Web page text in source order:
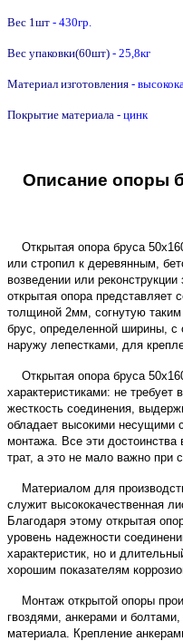
Вес 1шт - 430гр.
Вес упаковки(60шт) - 25,8кг
Материал изготовления -
Покрытие материала - цинк
Описание опоры
Открытая опора бруса
или стропил к деревянным,
возведении или
открытая опора представляет
толщиной 2мм, согнутую
брус, определенной ширины,
наружу лепестками, для
Открытая опора бруса
характеристиками: не требует
жесткость соединения,
обладает высокими несущими
монтажа. Все эти
трат, а это не мало важно при
Материалом для
служит высококачественная
Благодаря этому открытая
уровень надежности
характеристик, но и
хорошим показателям
Монтаж открытой опоры
гвоздями, анкерами и
материала. Крепление